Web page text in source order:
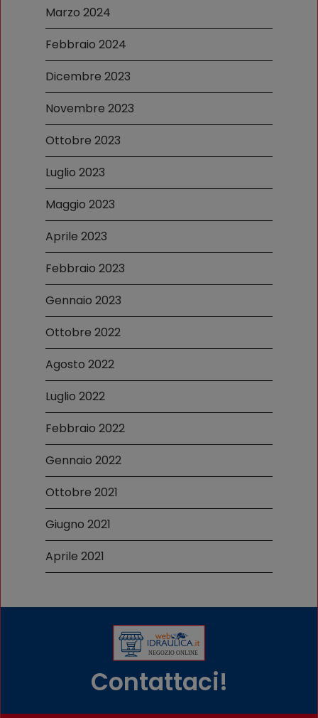
Marzo 2024
Febbraio 2024
Dicembre 2023
Novembre 2023
Ottobre 2023
Luglio 2023
Maggio 2023
Aprile 2023
Febbraio 2023
Gennaio 2023
Ottobre 2022
Agosto 2022
Luglio 2022
Febbraio 2022
Gennaio 2022
Ottobre 2021
Giugno 2021
Aprile 2021
Contattaci!